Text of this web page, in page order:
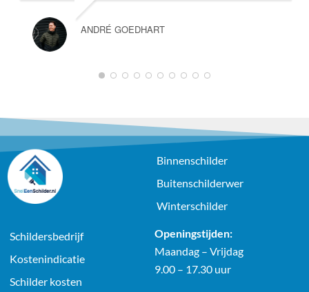
ANDRÉ GOEDHART
1 2 3 4 5 6 7 8 9 10
Binnenschilder
Buitenschilderwer
Winterschilder
Schildersbedrijf
Kostenindicatie
Schilder kosten
Openingstijden:
Maandag – Vrijdag
9.00 – 17.30 uur